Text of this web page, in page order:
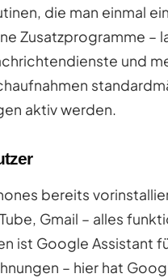
die man einmal
Zusatzprogramme –
und
aktiv werden.
bereits
Gmail – alles
ist Google Assistant
– hier hat